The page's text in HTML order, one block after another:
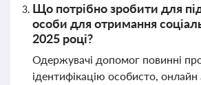
Що потрібно зробити для
особи для отримання
2025 році?
Одержувачі допомог повинні
ідентифікацію особисто, онлайн